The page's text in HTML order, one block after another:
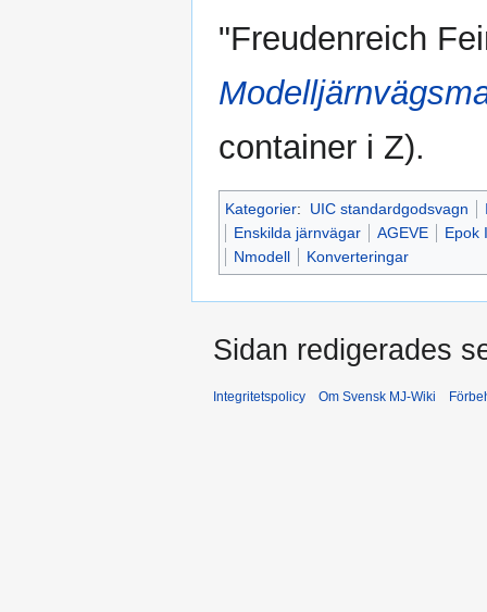
"Freudenreich
container i Z).
Kategorier: UIC standardgodsvagn
Enskilda järnvägar
AGEVE
Epok
Nmodell
Konverteringar
Sidan redigerades
Integritetspolicy Om Svensk MJ-Wiki